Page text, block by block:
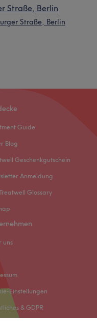
Straße, Berlin
Straße, Berlin
Guide
Blog
Geschenkgutschein
Anmeldung
Glossary
uns
Einstellungen
& GDPR